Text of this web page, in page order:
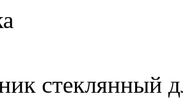
стеклянный